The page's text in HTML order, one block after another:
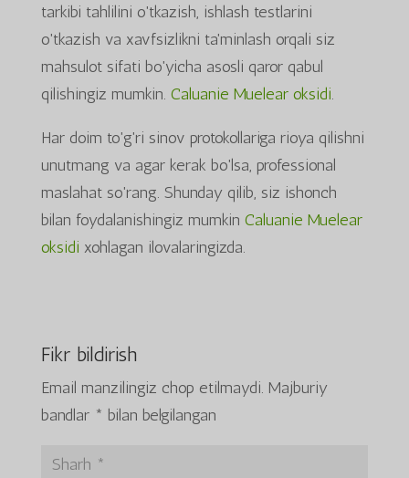
tarkibi tahlilini o'tkazish, ishlash testlarini
o'tkazish va xavfsizlikni ta'minlash orqali siz
mahsulot sifati bo'yicha asosli qaror qabul
qilishingiz mumkin. Caluanie Muelear oksidi.
Har doim to'g'ri sinov protokollariga rioya qilishni
unutmang va agar kerak bo'lsa, professional
maslahat so'rang. Shunday qilib, siz ishonch
bilan foydalanishingiz mumkin Caluanie Muelear
oksidi xohlagan ilovalaringizda.
Fikr bildirish
Email manzilingiz chop etilmaydi. Majburiy
bandlar * bilan belgilangan